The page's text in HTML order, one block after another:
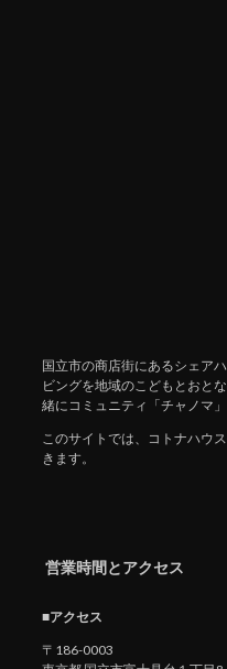
国立市の商店街にあるシェア
ビングを地域のこどもとおと
緒にコミュニティ「チャノマ
このサイトでは、コトナハウ
きます。
営業時間とアクセス
■アクセス
〒186-0003